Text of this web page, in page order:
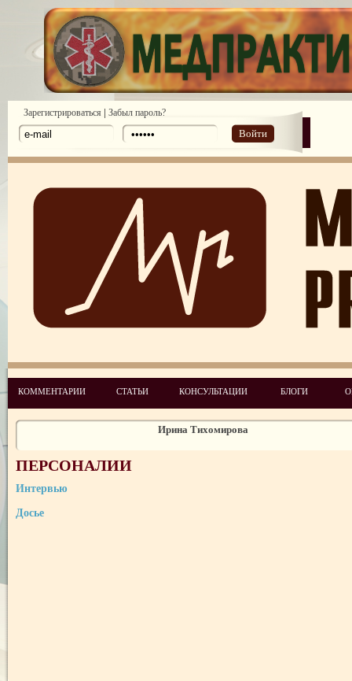
Зарегистрироваться | Забыл пароль?
Войти
КОММЕНТАРИИ СТАТЬИ КОНСУЛЬТАЦИИ БЛОГИ
Алексей Мервинский
Ирина Тихомирова
Андреа Раффаседер
ПЕРСОНАЛИИ
Интервью
Досье